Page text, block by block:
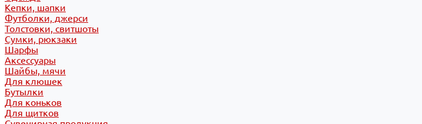
Кепки, шапки
Футболки, джерси
Толстовки, свитшоты
Сумки, рюкзаки
Шарфы
Аксессуары
Шайбы, мячи
Для клюшек
Бутылки
Для коньков
Для щитков